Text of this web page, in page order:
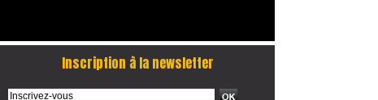
Inscription à la newsletter